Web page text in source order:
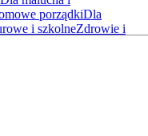
porządkiDla
i szkolneZdrowie i